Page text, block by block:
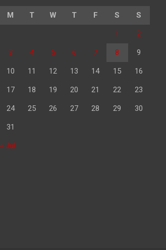
M T W T F S S
1 2
3 4 5 6 7 8 9
10 11 12 13 14 15 16
17 18 19 20 21 22 23
24 25 26 27 28 29 30
31
« Jul